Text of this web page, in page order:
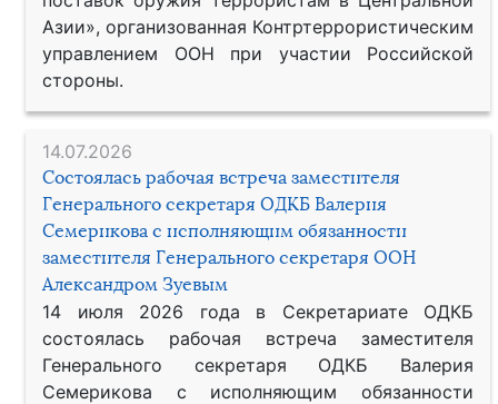
Азии», организованная Контртеррористическим
управлением ООН при участии Российской
стороны.
14.07.2026
Состоялась рабочая встреча заместителя
Генерального секретаря ОДКБ Валерия
Семерикова с исполняющим обязанности
заместителя Генерального секретаря ООН
Александром Зуевым
14 июля 2026 года в Секретариате ОДКБ
состоялась рабочая встреча заместителя
Генерального секретаря ОДКБ Валерия
Семерикова с исполняющим обязанности